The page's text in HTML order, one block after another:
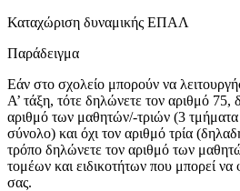
Καταχώριση δυναμικής ΕΠΑΛ
Παράδειγμα
Εάν στο σχολείο μπορούν να
Α’ τάξη, τότε δηλώνετε τον αριθμό 75,
αριθμό των μαθητών/-τριών (3
σύνολο) και όχι τον αριθμό τρία
τρόπο δηλώνετε τον αριθμό των
τομέων και ειδικοτήτων που μπορεί να
σας.